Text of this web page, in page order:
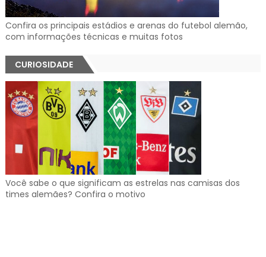
Confira os principais estádios e arenas do futebol alemão,
com informações técnicas e muitas fotos
CURIOSIDADE
Você sabe o que significam as estrelas nas camisas dos
times alemães? Confira o motivo